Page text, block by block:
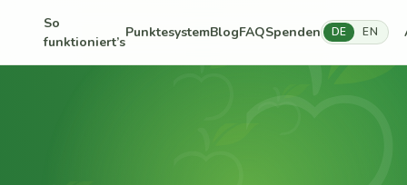
So
funktioniert’s
PunktesystemBlogFAQSpenden DE EN